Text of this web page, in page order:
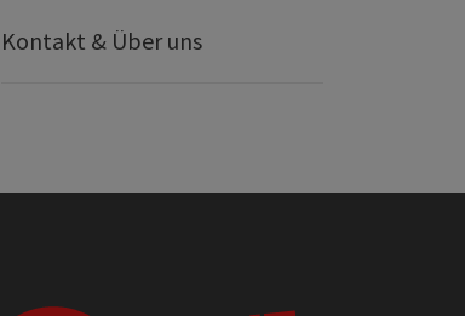
Kontakt & Über uns